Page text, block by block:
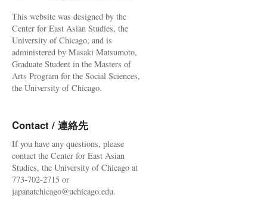
This website was designed by the
Center for East Asian Studies, the
University of Chicago, and is
administered by Masaki Matsumoto,
Graduate Student in the Masters of
Arts Program for the Social Sciences,
the University of Chicago.
Contact / 連絡先
If you have any questions, please
contact the Center for East Asian
Studies, the University of Chicago at
773-702-2715 or
japanatchicago@uchicago.edu.